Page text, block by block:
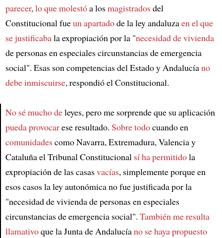
Article
parecer,lo que molestóa losmagistradosdel
Constitucional fueun apartadode la ley andaluzaen el que
se justificabala expropiación por la "necesidad de vivienda
de personas en especiales circunstancias de emergencia
social". Esas son competencias del Estado y Andalucíano
debe inmiscuirse, respondió el Constitucional.
No sé mucho deleyes, pero me sorprende que su aplicación
pueda provocarese resultado. Sobre todocuando en
comunidadescomo Navarra, Extremadura, Valencia y
Cataluña el Tribunal Constitucional sí ha permitidola
expropiación de las casasvacías, simplemente porque en
esos casos la ley autonómica no fue justificada por la
"necesidad de vivienda de personas en especiales
circunstancias de emergencia social". También me resulta
llamativoque la Junta de Andalucíano se haya propuesto